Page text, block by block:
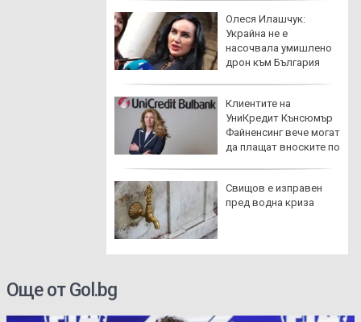
Олеся Илашчук:
Украйна не е
насочвала умишлено
дрон към България
Клиентите на
УниКредит Кънсюмър
Файненсинг вече могат
да плащат вноските по
Свищов е изправен
пред водна криза
Още от Gol.bg